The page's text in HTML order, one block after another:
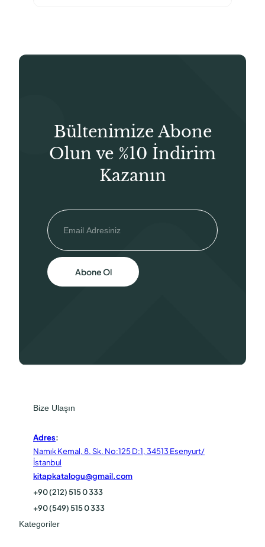
Bültenimize Abone
Olun ve %10 İndirim
Kazanın
Abone Ol
Bize Ulaşın
Adres:
Namık Kemal, 8. Sk. No:125 D:1, 34513 Esenyurt/
İstanbul
kitapkatalogu@gmail.com
+90 (212) 515 0 333
+90 (549) 515 0 333
Kategoriler